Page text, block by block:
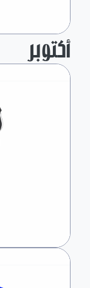
أكتوبر